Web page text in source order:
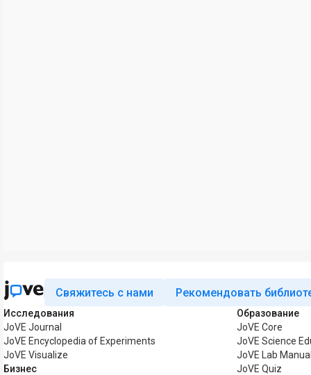
Свяжитесь с нами Рекомендовать
Исследования
JoVE Journal
JoVE Encyclopedia of Experiments
JoVE Visualize
Бизнес
Образование
JoVE Core
JoVE Science
JoVE Lab
JoVE Quiz